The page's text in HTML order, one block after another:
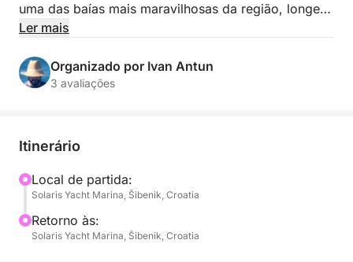
uma das baías mais maravilhosas da região, longe
das multidões e do barulho do continente.
Seja em busca de relaxamento tranquilo ou diversão
ativa no mar, esta experiência oferece o equilíbrio
mergulhar na beleza natural do Adriático e na
famílias ou pequenos grupos de amigos que buscam
relaxar e desfrutar dos puros prazeres do mar. Sem
horários rígidos, sem distrações — apenas sol,
pinheiros, água do mar e serenidade.
Ler mais
Organizado por Ivan Antun
3 avaliações
Itinerário
Local de partida:
Solaris Yacht Marina, Šibenik, Croatia
Retorno às:
Solaris Yacht Marina, Šibenik, Croatia